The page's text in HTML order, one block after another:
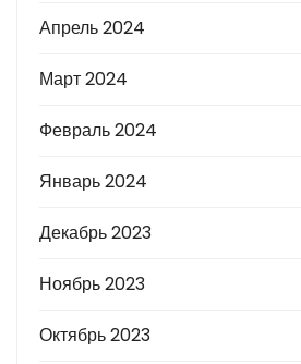
Апрель 2024
Март 2024
Февраль 2024
Январь 2024
Декабрь 2023
Ноябрь 2023
Октябрь 2023